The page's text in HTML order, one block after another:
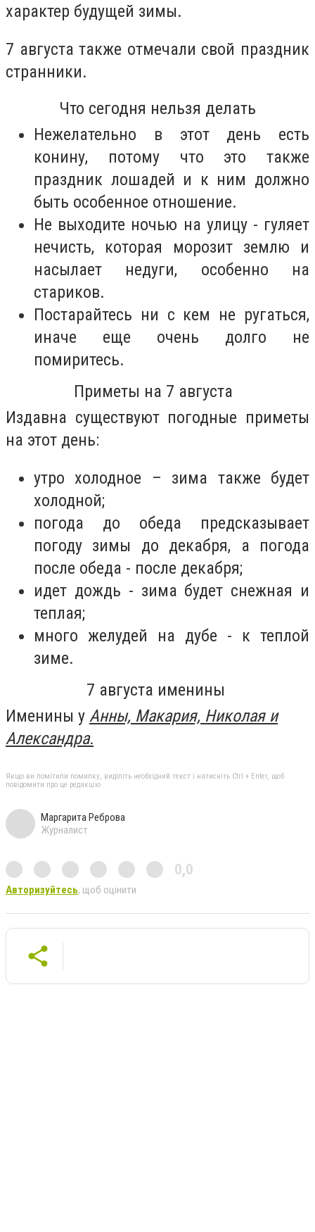
характер будущей зимы.
7 августа также отмечали свой праздник
странники.
Что сегодня нельзя делать
Нежелательно в этот день есть
конину, потому что это также
праздник лошадей и к ним должно
быть особенное отношение.
Не выходите ночью на улицу - гуляет
нечисть, которая морозит землю и
насылает недуги, особенно на
стариков.
Постарайтесь ни с кем не ругаться,
иначе еще очень долго не
помиритесь.
Приметы на 7 августа
Издавна существуют погодные приметы
на этот день:
утро холодное – зима также будет
холодной;
погода до обеда предсказывает
погоду зимы до декабря, а погода
после обеда - после декабря;
идет дождь - зима будет снежная и
теплая;
много желудей на дубе - к теплой
зиме.
7 августа именины
Именины у Анны, Макария, Николая и
Александра.
Якщо ви помітили помилку, виділіть необхідний текст і натисніть Ctrl + Enter, щоб
повідомити про це редакцію
Маргарита Реброва
Журналист
0,0
Авторизуйтесь, щоб оцінити